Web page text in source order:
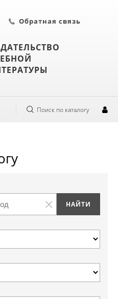
Обратная связь
Поиск по каталогу